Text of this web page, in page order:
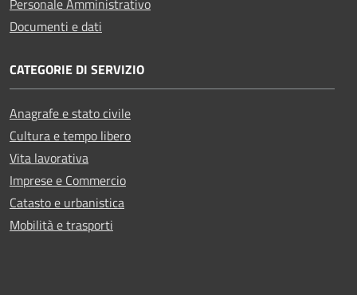
Documenti e dati
CATEGORIE DI SERVIZIO
Anagrafe e stato civile
Cultura e tempo libero
Vita lavorativa
Imprese e Commercio
Catasto e urbanistica
Mobilità e trasporti